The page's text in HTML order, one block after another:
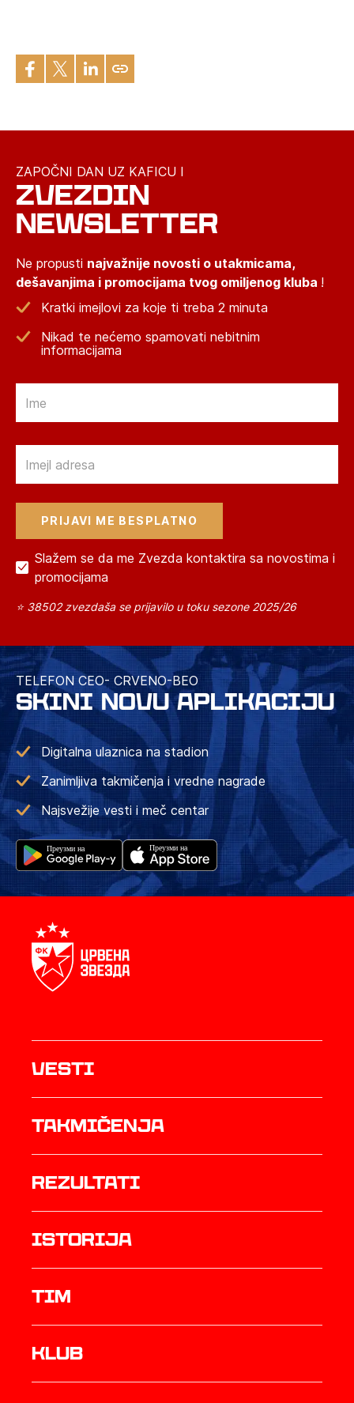
ZAPOČNI DAN UZ KAFICU I
ZVEZDIN
NEWSLETTER
Ne propusti najvažnije novosti o utakmicama,
dešavanjima i promocijama tvog omiljenog kluba !
Kratki imejlovi za koje ti treba 2 minuta
Nikad te nećemo spamovati nebitnim
informacijama
Slažem se da me Zvezda kontaktira sa novostima i
promocijama
⭐ 38502 zvezdaša se prijavilo u toku sezone 2025/26
TELEFON CEO- CRVENO-BEO
SKINI NOVU APLIKACIJU
Digitalna ulaznica na stadion
Zanimljiva takmičenja i vredne nagrade
Najsvežije vesti i meč centar
Vesti
Takmičenja
rezultati
istorija
TIM
Klub